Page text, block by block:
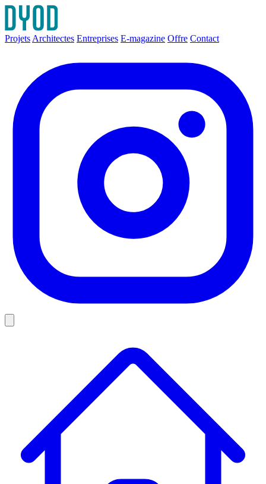
Projets Architectes Entreprises E-magazine Offre Contact